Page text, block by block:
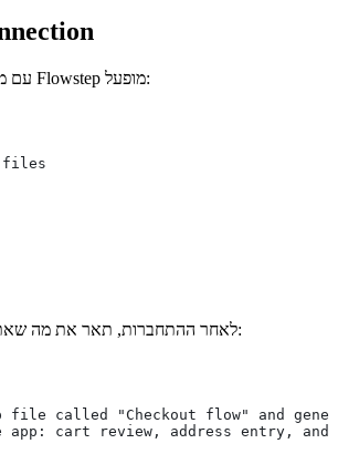
בשיחת claude.ai עם מחבר Flowstep מופעל:
files
לאחר ההתחברות, תאר את מה שאתה רוצה בשפה טבעית:
file called "Checkout flow" and
app: cart review, address entry, and